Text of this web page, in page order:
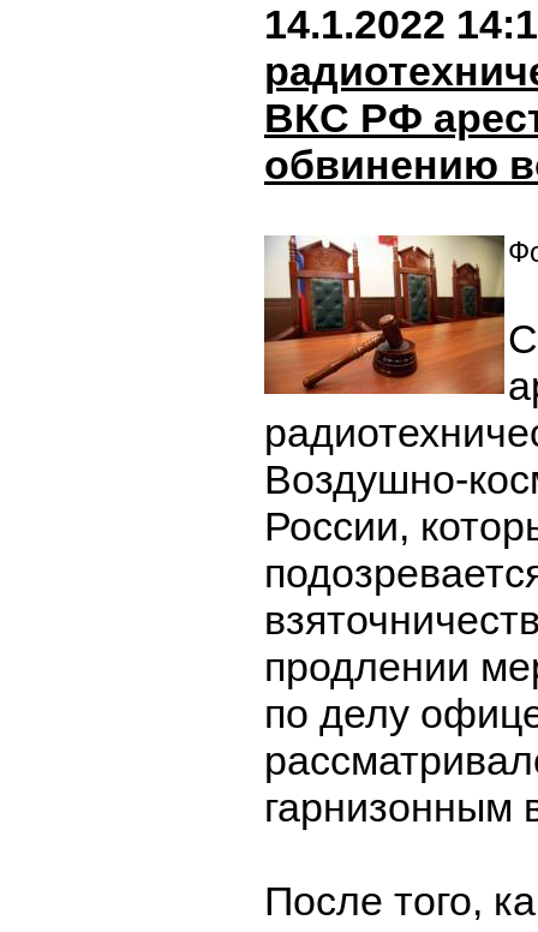
14.1.2022
ВКС РФ
обвинению
Воздушно-
России,
продлении
по делу
гарнизонным
После того,